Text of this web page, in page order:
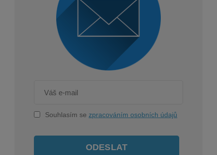
Souhlasím se zpracováním osobních údajů
ODESLAT